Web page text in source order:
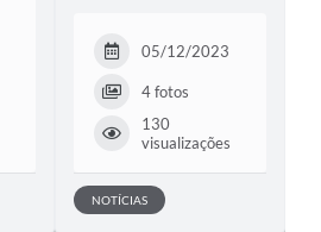
05/12/2023
4 fotos
130
visualizações
NOTÍCIAS